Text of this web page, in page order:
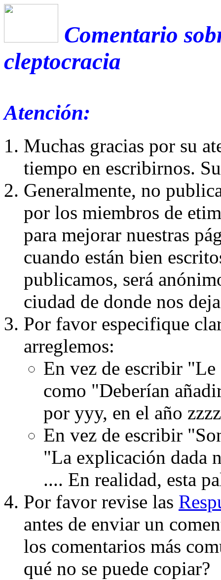
Comentario
cleptocracia
Atención:
Muchas gracias por su
tiempo en escribirnos.
Generalmente, no
por los miembros de
para mejorar nuestras
cuando están bien
publicamos, será
ciudad de donde nos
Por favor especifique
arreglemos:
En vez de escribir
como "Deberían
por yyy, en el año
En vez de escribir
"La explicación dada
.... En realidad, esta
Por favor revise las
antes de enviar un
los comentarios más
qué no se puede copiar?